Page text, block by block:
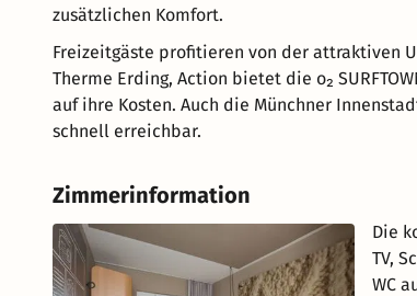
zusätzlichen Komfort.
Freizeitgäste profitieren von der attraktiven
Therme Erding, Action bietet die o₂
auf ihre Kosten. Auch die Münchner
schnell erreichbar.
Zimmerinformation
Die
TV,
WC